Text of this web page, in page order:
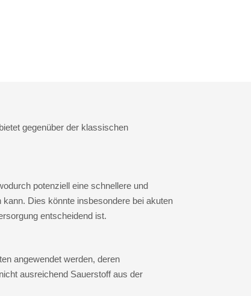
gegenüber der klassischen
potenziell eine schnellere und
Dies könnte insbesondere bei akuten
entscheidend ist.
angewendet werden, deren
ausreichend Sauerstoff aus der